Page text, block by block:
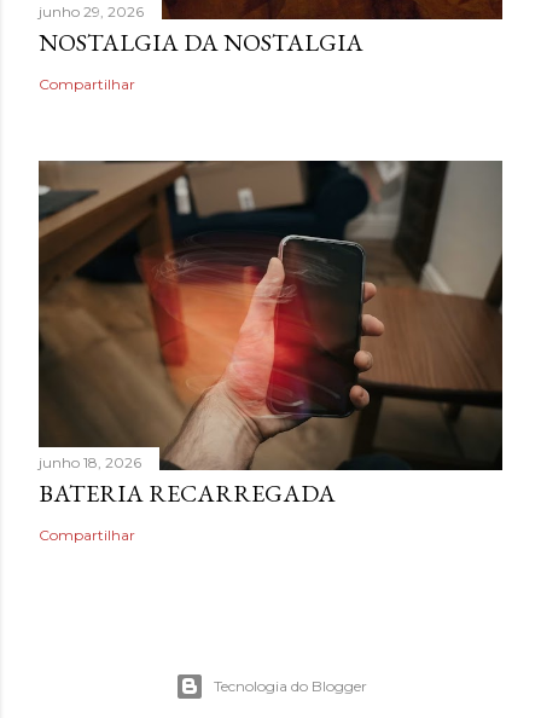
junho 29, 2026
NOSTALGIA DA NOSTALGIA
Compartilhar
junho 18, 2026
BATERIA RECARREGADA
Compartilhar
Tecnologia do Blogger